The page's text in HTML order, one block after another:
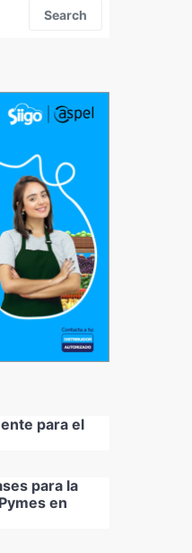
Search
para el
para la
en